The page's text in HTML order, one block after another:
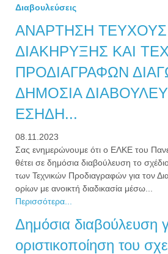
Διαβουλεύσεις
ΑΝΑΡΤΗΣΗ ΤΕΥΧΟΥΣ
ΔΙΑΚΗΡΥΞΗΣ ΚΑΙ
ΠΡΟΔΙΑΓΡΑΦΩΝ
ΔΗΜΟΣΙΑ
ΕΣΗΔΗ...
08.11.2023
Σας ενημερώνουμε ότι ο ΕΛΚΕ του
θέτει σε δημόσια διαβούλευση το
των Τεχνικών Προδιαγραφών για τον
ορίων με ανοικτή διαδικασία μέσω...
Περισσότερα...
Δημόσια διαβούλευση
οριστικοποίηση του